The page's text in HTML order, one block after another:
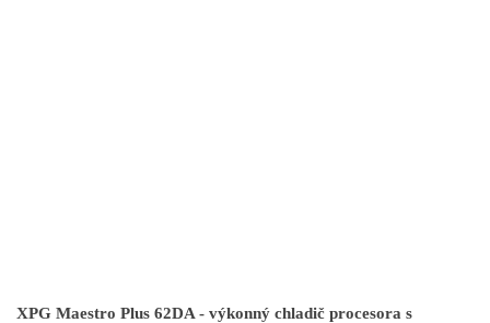
XPG Maestro Plus 62DA - výkonný chladič procesora s